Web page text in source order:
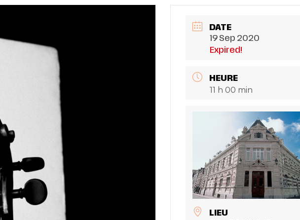
DATE
19 Sep 2020
Expired!
HEURE
11 h 00 min
LIEU